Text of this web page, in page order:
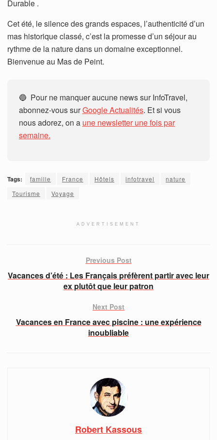
Durable .
Cet été, le silence des grands espaces, l’authenticité d’un
mas historique classé, c’est la promesse d’un séjour au
rythme de la nature dans un domaine exceptionnel.
Bienvenue au Mas de Peint.
🔵 Pour ne manquer aucune news sur InfoTravel,
abonnez-vous surGoogle Actualités. Et si vous
nous adorez, on a une newsletter une fois par
semaine.
Tags: famille France Hôtels infotravel
nature
Tourisme
Voyage
ADVERTISEMENT
Previous Post
Vacances d’été : Les Français préfèrent partir avec leur
ex plutôt que leur patron
Next Post
Vacances en France avec piscine : une expérience
inoubliable
Robert Kassous